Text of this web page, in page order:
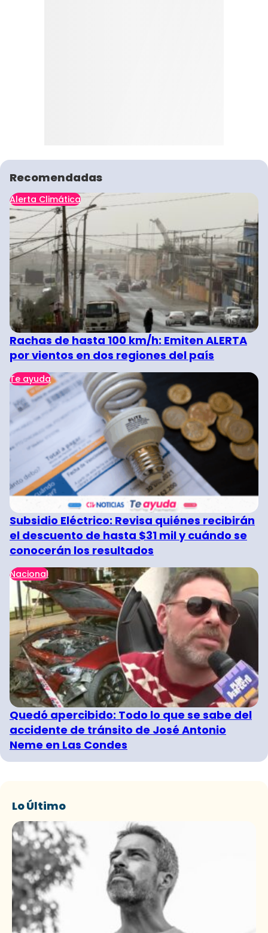
Recomendadas
Alerta Climática
Rachas de hasta 100 km/h: Emiten ALERTA
por vientos en dos regiones del país
Te ayuda
Subsidio Eléctrico: Revisa quiénes recibirán
el descuento de hasta $31 mil y cuándo se
conocerán los resultados
Nacional
Quedó apercibido: Todo lo que se sabe del
accidente de tránsito de José Antonio
Neme en Las Condes
Lo Último